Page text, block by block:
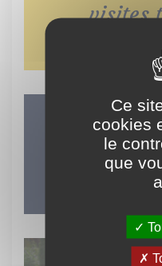
visites
LES
DU
Ce
cookies
le
que